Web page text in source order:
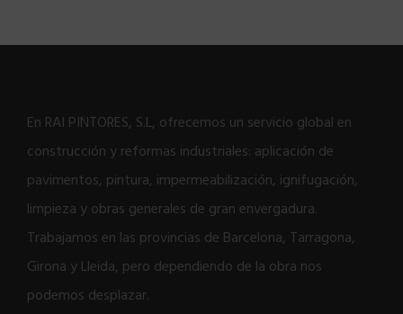
En RAI PINTORES, S.L, ofrecemos un servicio global en
construcción y reformas industriales: aplicación de
pavimentos, pintura, impermeabilización, ignifugación,
limpieza y obras generales de gran envergadura.
Trabajamos en las provincias de Barcelona, Tarragona,
Girona y Lleida, pero dependiendo de la obra nos
podemos desplazar.